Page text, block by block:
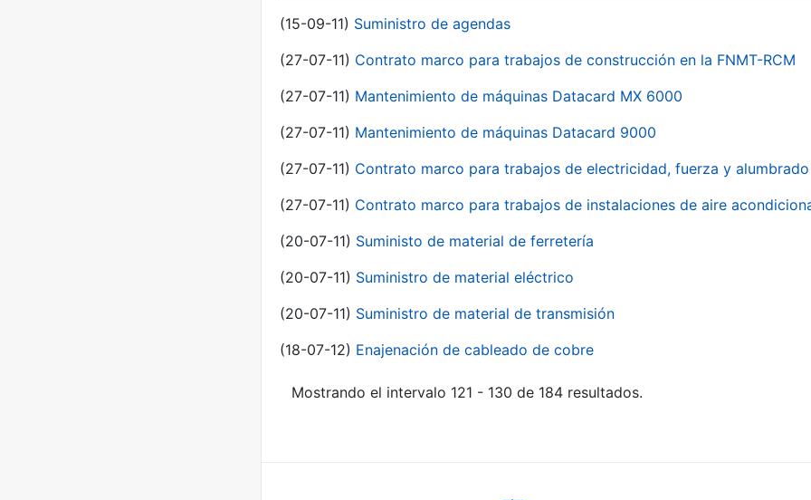
(15-09-11) Suministro de agendas
(27-07-11) Contrato marco para trabajos de construcción en la FNMT-RCM
(27-07-11) Mantenimiento de máquinas Datacard MX 6000
(27-07-11) Mantenimiento de máquinas Datacard 9000
(27-07-11) Contrato marco para trabajos de electricidad, fuerza y alumbrado
(27-07-11) Contrato marco para trabajos de instalaciones de aire
(20-07-11) Suministo de material de ferretería
(20-07-11) Suministro de material eléctrico
(20-07-11) Suministro de material de transmisión
(18-07-12) Enajenación de cableado de cobre
Mostrando el intervalo 121 - 130 de 184 resultados.